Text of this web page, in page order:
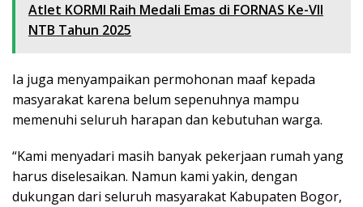
Atlet KORMI Raih Medali Emas di FORNAS Ke-VII
NTB Tahun 2025
Ia juga menyampaikan permohonan maaf kepada
masyarakat karena belum sepenuhnya mampu
memenuhi seluruh harapan dan kebutuhan warga.
“Kami menyadari masih banyak pekerjaan rumah yang
harus diselesaikan. Namun kami yakin, dengan
dukungan dari seluruh masyarakat Kabupaten Bogor,